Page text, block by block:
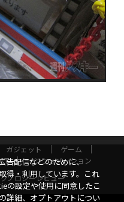
ガジェット
ゲーム
インフォメーション
ノロジーレビュー
告配信などのために、
得・利用しています。これ
の設定や使用に同意したこ
詳細、オプトアウトについ